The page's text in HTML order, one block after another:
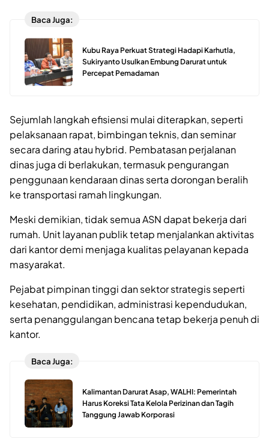
Baca Juga:
Kubu Raya Perkuat Strategi Hadapi Karhutla,
Sukiryanto Usulkan Embung Darurat untuk
Percepat Pemadaman
Sejumlah langkah efisiensi mulai diterapkan, seperti
pelaksanaan rapat, bimbingan teknis, dan seminar
secara daring atau hybrid. Pembatasan perjalanan
dinas juga di berlakukan, termasuk pengurangan
penggunaan kendaraan dinas serta dorongan beralih
ke transportasi ramah lingkungan.
Meski demikian, tidak semua ASN dapat bekerja dari
rumah. Unit layanan publik tetap menjalankan aktivitas
dari kantor demi menjaga kualitas pelayanan kepada
masyarakat.
Pejabat pimpinan tinggi dan sektor strategis seperti
kesehatan, pendidikan, administrasi kependudukan,
serta penanggulangan bencana tetap bekerja penuh di
kantor.
Baca Juga:
Kalimantan Darurat Asap, WALHI: Pemerintah
Harus Koreksi Tata Kelola Perizinan dan Tagih
Tanggung Jawab Korporasi